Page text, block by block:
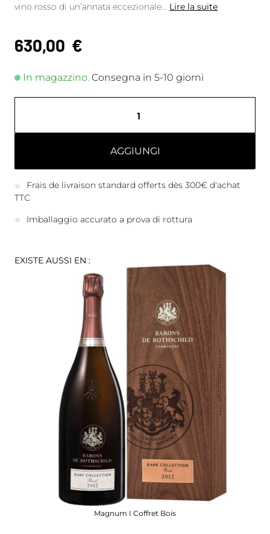
vino rosso di un’annata eccezionale
Lire la suite
630,00 €
In magazzino. Consegna in 5-10 giorni
AGGIUNGI
Frais de livraison standard offerts dès 300€ d'achat
TTC
Imballaggio accurato a prova di rottura
EXISTE AUSSI EN :
Magnum I Coffret Bois